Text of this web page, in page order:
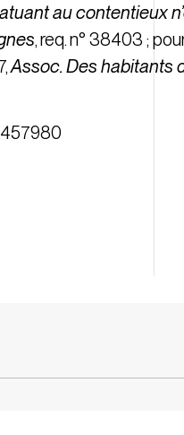
au contentieux
, req. n° 38403 ;
Assoc. Des habitants
457980